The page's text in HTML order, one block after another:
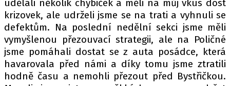
udělali několik chybiček a měli na můj vkus dost
krizovek, ale udrželi jsme se na trati a vyhnuli se
defektům. Na poslední nedělní sekci jsme měli
vymyšlenou přezouvací strategii, ale na Poličné
jsme pomáhali dostat se z auta posádce, která
havarovala před námi a díky tomu jsme ztratili
hodně času a nemohli přezout před Bystřičkou.